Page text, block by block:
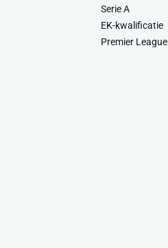
Serie A
EK-kwalificatie
Premier League